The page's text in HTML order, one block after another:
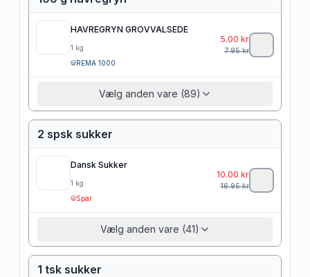
HAVREGRYN GROVVALSEDE
1 kg
REMA 1000
5.00 kr
7.95kr
Vælg anden vare (89)
2 spsk sukker
Dansk Sukker
1 kg
Spar
10.00 kr
16.95kr
Vælg anden vare (41)
1 tsk sukker